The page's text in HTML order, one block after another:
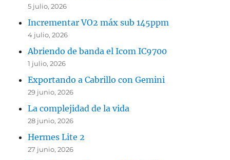
5 julio, 2026
Incrementar VO2 máx sub 145ppm
4 julio, 2026
Abriendo de banda el Icom IC9700
1 julio, 2026
Exportando a Cabrillo con Gemini
29 junio, 2026
La complejidad de la vida
28 junio, 2026
Hermes Lite 2
27 junio, 2026